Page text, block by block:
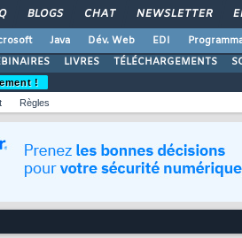
BLOGS CHAT NEWSLETTER
Java Dév. Web EDI
LIVRES TÉLÉCHARGEMENTS
!
Règles